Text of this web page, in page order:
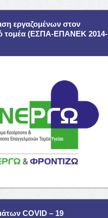
εργαζομένων στον
τομέα (ΕΣΠΑ-ΕΠΑΝΕΚ 2014-
COVID – 19